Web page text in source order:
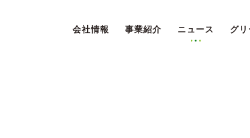
会社情報 事業紹介 ニュース グ